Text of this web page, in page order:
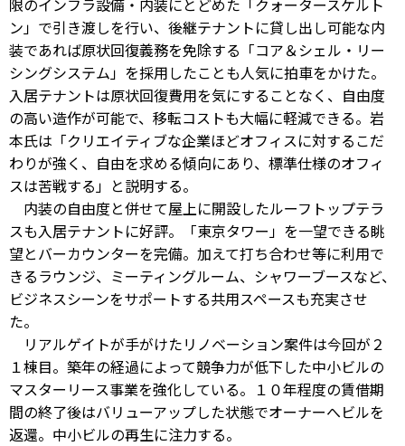
限のインフラ設備・内装にとどめた「クォータースケルト
ン」で引き渡しを行い、後継テナントに貸し出し可能な内
装であれば原状回復義務を免除する「コア＆シェル・リー
シングシステム」を採用したことも人気に拍車をかけた。
入居テナントは原状回復費用を気にすることなく、自由度
の高い造作が可能で、移転コストも大幅に軽減できる。岩
本氏は「クリエイティブな企業ほどオフィスに対するこだ
わりが強く、自由を求める傾向にあり、標準仕様のオフィ
スは苦戦する」と説明する。
内装の自由度と併せて屋上に開設したルーフトップテラ
スも入居テナントに好評。「東京タワー」を一望できる眺
望とバーカウンターを完備。加えて打ち合わせ等に利用で
きるラウンジ、ミーティングルーム、シャワーブースなど、
ビジネスシーンをサポートする共用スペースも充実させ
た。
リアルゲイトが手がけたリノベーション案件は今回が２
１棟目。築年の経過によって競争力が低下した中小ビルの
マスターリース事業を強化している。１０年程度の賃借期
間の終了後はバリューアップした状態でオーナーへビルを
返還。中小ビルの再生に注力する。